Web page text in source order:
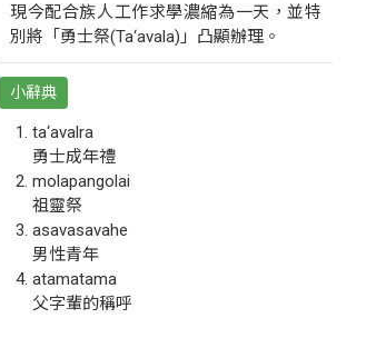
現今配合族人工作求學濃縮為一天，並特
別將「勇士祭(Ta‘avala)」凸顯辦理。
小辭典
ta‘avalra
勇士成年禮
molapangolai
祖靈祭
asavasavahe
男性青年
atamatama
父字輩的稱呼